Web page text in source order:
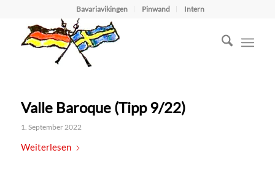
Bavariavikingen Pinwand Intern
Valle Baroque (Tipp 9/22)
1. September 2022
Weiterlesen